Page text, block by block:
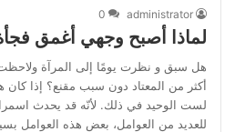
administrator
0
لماذا أصبح وجهي أغمق
هل سبق و نظرت يومًا إلى المرآة
أكثر من المعتاد دون سبب مقنع؟ إذا
لست الوحيد في ذلك. لأنّه قد يحدث
للعديد من العوامل، بعض هذه العوامل